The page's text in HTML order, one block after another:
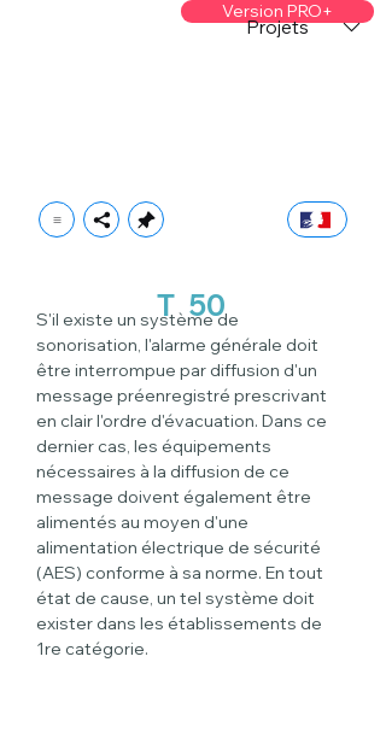
Version PRO+
Projets
T 50
S'il existe un système de
sonorisation, l'alarme générale doit
être interrompue par diffusion d'un
message préenregistré prescrivant
en clair l'ordre d'évacuation. Dans ce
dernier cas, les équipements
nécessaires à la diffusion de ce
message doivent également être
alimentés au moyen d'une
alimentation électrique de sécurité
(AES) conforme à sa norme. En tout
état de cause, un tel système doit
exister dans les établissements de
1re catégorie.